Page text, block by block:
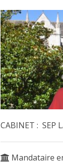
CABINET : SEP
Mandataire